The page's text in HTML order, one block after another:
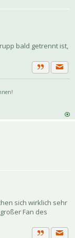
bald getrennt ist,
Zitat
sich wirklich sehr
Fan des